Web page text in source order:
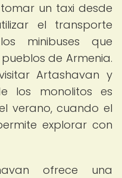
un taxi desde
el transporte
minibuses que
de Armenia.
Artashavan y
los monolitos es
verano, cuando el
explorar con
ofrece una